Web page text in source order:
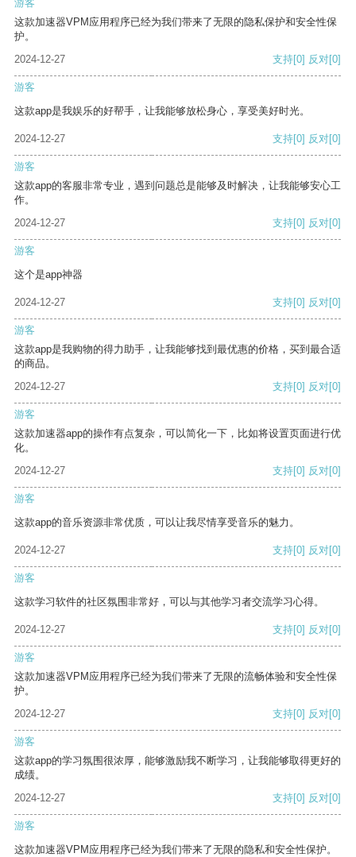
游客
这款加速器VPM应用程序已经为我们带来了无限的隐私保护和安全性保
护。
2024-12-27
支持[0] 反对[0]
游客
这款app是我娱乐的好帮手，让我能够放松身心，享受美好时光。
2024-12-27 支持[0] 反对[0]
游客
这款app的客服非常专业，遇到问题总是能够及时解决，让我能够安心工
作。
2024-12-27
支持[0] 反对[0]
游客
这个是app神器
2024-12-27 支持[0] 反对[0]
游客
这款app是我购物的得力助手，让我能够找到最优惠的价格，买到最合适
的商品。
2024-12-27
支持[0] 反对[0]
游客
这款加速器app的操作有点复杂，可以简化一下，比如将设置页面进行优
化。
2024-12-27
支持[0] 反对[0]
游客
这款app的音乐资源非常优质，可以让我尽情享受音乐的魅力。
2024-12-27 支持[0] 反对[0]
游客
这款学习软件的社区氛围非常好，可以与其他学习者交流学习心得。
2024-12-27 支持[0] 反对[0]
游客
这款加速器VPM应用程序已经为我们带来了无限的流畅体验和安全性保
护。
2024-12-27
支持[0] 反对[0]
游客
这款app的学习氛围很浓厚，能够激励我不断学习，让我能够取得更好的
成绩。
2024-12-27
支持[0] 反对[0]
游客
这款加速器VPM应用程序已经为我们带来了无限的隐私和安全性保护。